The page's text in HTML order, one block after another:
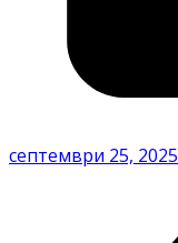
септември 25, 2025